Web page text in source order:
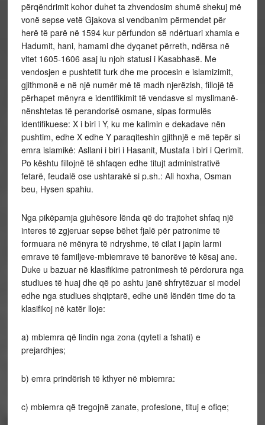
përqëndrimit kohor duhet ta zhvendosim shumë shekuj më
vonë sepse vetë Gjakova si vendbanim përmendet për
herë të parë në 1594 kur përfundon së ndërtuari xhamia e
Hadumit, hani, hamami dhe dyqanet përreth, ndërsa në
vitet 1605-1606 asaj iu njoh statusi i Kasabhasë. Me
vendosjen e pushtetit turk dhe me procesin e islamizimit,
gjithmonë e në një numër më të madh njerëzish, fillojë të
përhapet mënyra e identifikimit të vendasve si myslimanë-
nënshtetas të perandorisë osmane, sipas formulës
identifikuese: X i biri i Y, ku me kalimin e dekadave nën
pushtim, edhe X edhe Y paraqiteshin gjithnjë e më tepër si
emra islamikë: Asllani i biri i Hasanit, Mustafa i biri i Qerimit.
Po kështu fillojnë të shfaqen edhe titujt administrativë
fetarë, feudalë ose ushtarakë si p.sh.: Ali hoxha, Osman
beu, Hysen spahiu.
Nga pikëpamja gjuhësore lënda që do trajtohet shfaq një
interes të zgjeruar sepse bëhet fjalë për patronime të
formuara në mënyra të ndryshme, të cilat i japin larmi
emrave të familjeve-mbiemrave të banorëve të kësaj ane.
Duke u bazuar në klasifikime patronimesh të përdorura nga
studiues të huaj dhe që po ashtu janë shfrytëzuar si model
edhe nga studiues shqiptarë, edhe unë lëndën time do ta
klasifikoj në katër lloje:
a) mbiemra që lindin nga zona (qyteti a fshati) e
prejardhjes;
b) emra prindërish të kthyer në mbiemra:
c) mbiemra që tregojnë zanate, profesione, tituj e ofiqe;